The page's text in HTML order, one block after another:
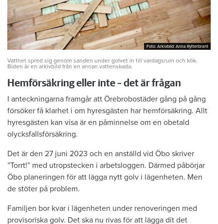
Foto: Arkivbild: Anna Rytterbrant
Foto: Arkivbild: Anna Rytterbrant
Vattnet spred sig genom sanden under golvet in till vardagsrum och kök.
Biden är en arkivbild från en annan vattenskada.
Hemförsäkring eller inte – det är frågan
I anteckningarna framgår att Örebrobostäder gång på gång
försöker få klarhet i om hyresgästen har hemförsäkring. Allt
hyresgästen kan visa är en påminnelse om en obetald
olycksfallsförsäkring.
Det är den 27 juni 2023 och en anställd vid Öbo skriver
”Torrt!” med utropstecken i arbetsloggen. Därmed påbörjar
Öbo planeringen för att lägga nytt golv i lägenheten. Men
de stöter på problem.
Familjen bor kvar i lägenheten under renoveringen med
provisoriska golv. Det ska nu rivas för att lägga dit det